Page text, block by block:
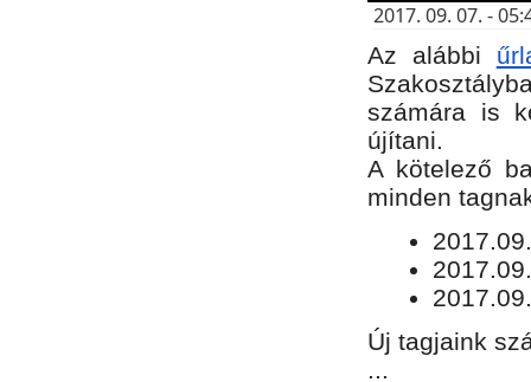
2017. 09. 07. -
Az alábbi
számára is
újítani.
​A kötelező
minden
Új tagjaink